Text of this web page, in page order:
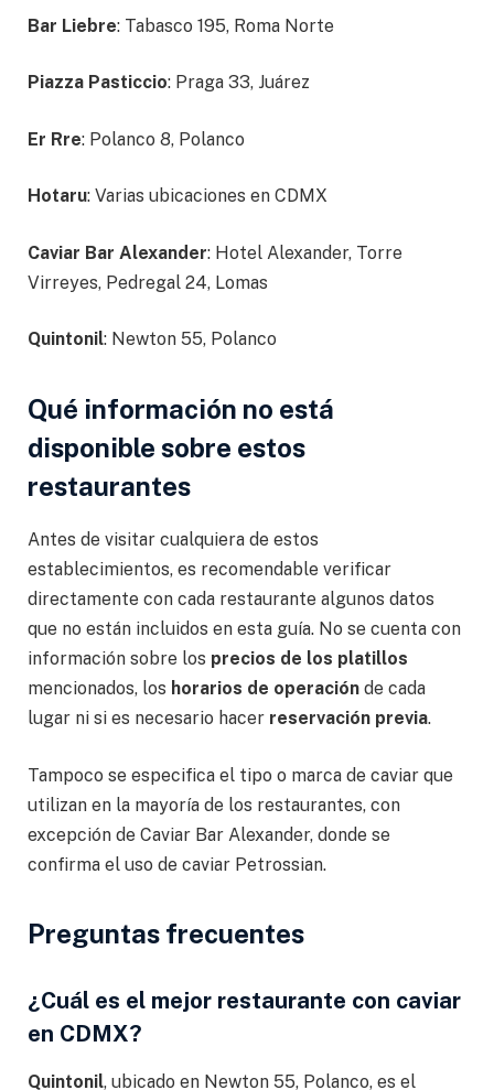
Bar Liebre: Tabasco 195, Roma Norte
Piazza Pasticcio: Praga 33, Juárez
Er Rre: Polanco 8, Polanco
Hotaru: Varias ubicaciones en CDMX
Caviar Bar Alexander: Hotel Alexander, Torre
Virreyes, Pedregal 24, Lomas
Quintonil: Newton 55, Polanco
Qué información no está
disponible sobre estos
restaurantes
Antes de visitar cualquiera de estos
establecimientos, es recomendable verificar
directamente con cada restaurante algunos datos
que no están incluidos en esta guía. No se cuenta con
información sobre los precios de los platillos
mencionados, los horarios de operación de cada
lugar ni si es necesario hacer reservación previa.
Tampoco se especifica el tipo o marca de caviar que
utilizan en la mayoría de los restaurantes, con
excepción de Caviar Bar Alexander, donde se
confirma el uso de caviar Petrossian.
Preguntas frecuentes
¿Cuál es el mejor restaurante con caviar
en CDMX?
Quintonil, ubicado en Newton 55, Polanco, es el